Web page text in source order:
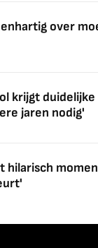
over
krijgt duidelijke
jaren nodig'
hilarisch